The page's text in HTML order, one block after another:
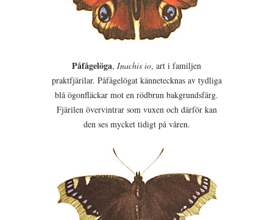
Påfågelöga, Inachis io, art i familjen
praktfjärilar. Påfågelögat kännetecknas av tydliga
blå ögonfläckar mot en rödbrun bakgrundsfärg.
Fjärilen övervintrar som vuxen och därför kan
den ses mycket tidigt på våren.